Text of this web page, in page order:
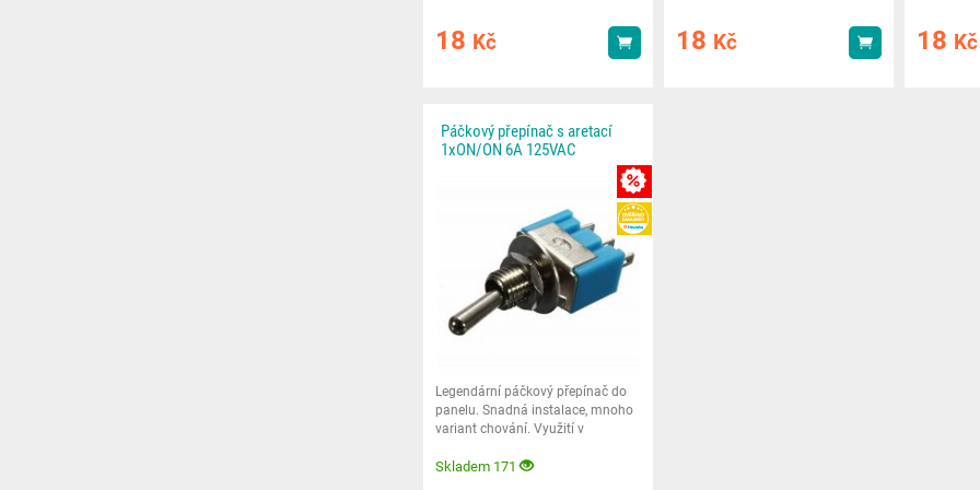
18 Kč Koupit 18 Kč Koupit 18 Kč
Páčkový přepínač s aretací
1xON/ON 6A 125VAC
Legendární páčkový přepínač do
panelu. Snadná instalace, mnoho
variant chování. Využití v
Skladem 171